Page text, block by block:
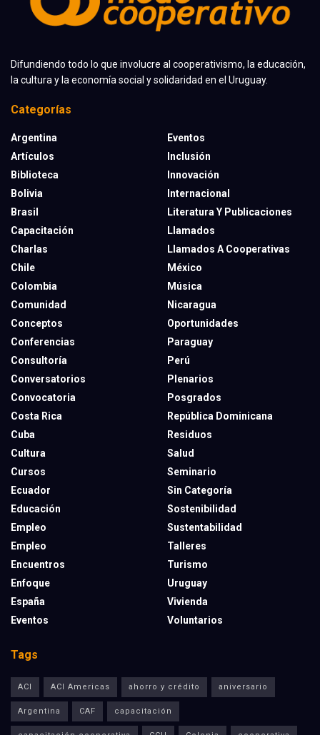
Difundiendo todo lo que involucre al cooperativismo, la educación,
la cultura y la economía social y solidaridad en el Uruguay.
Categorías
Argentina
Artículos
Biblioteca
Bolivia
Brasil
Capacitación
Charlas
Chile
Colombia
Comunidad
Conceptos
Conferencias
Consultoría
Conversatorios
Convocatoria
Costa Rica
Cuba
Cultura
Cursos
Ecuador
Educación
Empleo
Empleo
Encuentros
Enfoque
España
Eventos
Eventos
Inclusión
Innovación
Internacional
Literatura Y Publicaciones
Llamados
Llamados A Cooperativas
México
Música
Nicaragua
Oportunidades
Paraguay
Perú
Plenarios
Posgrados
República Dominicana
Residuos
Salud
Seminario
Sin Categoría
Sostenibilidad
Sustentabilidad
Talleres
Turismo
Uruguay
Vivienda
Voluntarios
Tags
ACI ACI Americas ahorro y crédito aniversario
Argentina CAF capacitación